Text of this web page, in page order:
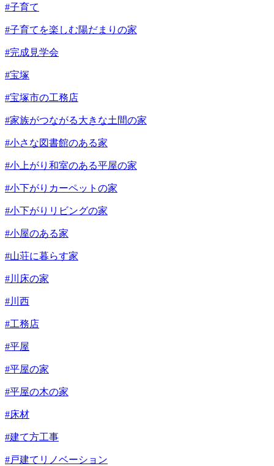
#子育て
#子育てを楽しむ陽だまりの家
#完成見学会
#宝塚
#宝塚市の工務店
#家族がつながる大きな土間の家
#小さな図書館のある家
#小上がり和室のある平屋の家
#小下がりカーペットの家
#小下がりリビングの家
#小屋のある家
#山荘に暮らす家
#川床の家
#川西
#工務店
#平屋
#平屋の家
#平屋の木の家
#床材
#建て方工事
#戸建てリノベーション